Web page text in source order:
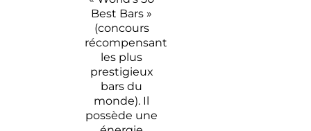
Best Bars »
(concours
récompensant
les plus
prestigieux
bars du
monde). Il
possède une